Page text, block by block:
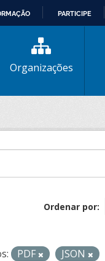
PARTICIPE
Organizações
Ordenar por
PDF JSON